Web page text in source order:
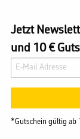
Jetzt
und 10 €
*Gutschein gültig ab